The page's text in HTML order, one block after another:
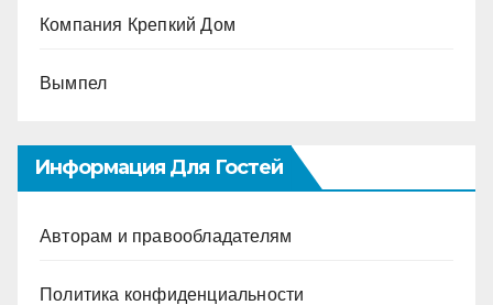
Компания Крепкий Дом
Вымпел
Информация Для Гостей
Авторам и правообладателям
Политика конфиденциальности